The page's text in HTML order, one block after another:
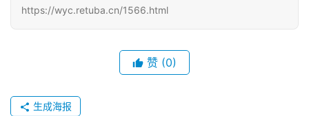
https://wyc.retuba.cn/1566.html
赞 (0)
生成海报